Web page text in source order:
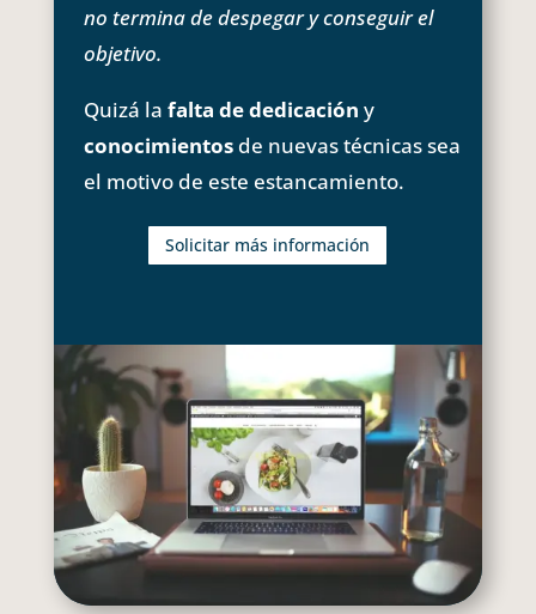
no termina de despegar y conseguir el
objetivo.
Quizá la falta de dedicación y
conocimientosde nuevas técnicas sea
el motivo de este estancamiento.
Solicitar más información